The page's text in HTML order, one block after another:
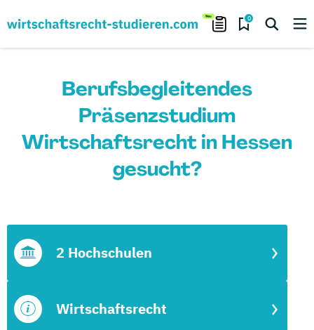
0
Berufsbegleitendes
Präsenzstudium
Wirtschaftsrecht in Hessen
gesucht?
Wirtschaftsrecht
2 Hochschulen